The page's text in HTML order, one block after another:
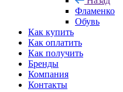
Фламенко
Обувь
Как купить
Как оплатить
Как получить
Бренды
Компания
Контакты